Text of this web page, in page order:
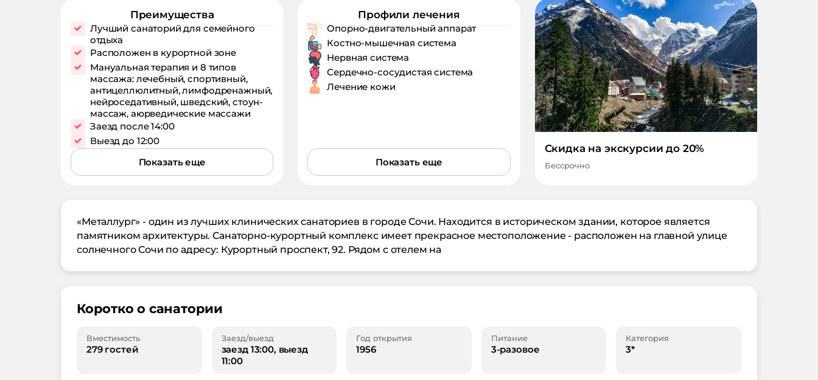
Преимущества
Лучший санаторий для семейного
отдыха
Расположен в курортной зоне
Мануальная терапия и 8 типов
массажа: лечебный, спортивный,
антицеллюлитный, лимфодренажный,
нейроседативный, шведский, стоун-
массаж, аюрведические массажи
Заезд после 14:00
Выезд до 12:00
Показать еще
Профили лечения
Опорно-двигательный аппарат
Костно-мышечная система
Нервная система
Сердечно-сосудистая система
Лечение кожи
Показать еще
Скидка на экскурсии до 20%
Бессрочно
«Металлург» - один из лучших клинических санаториев в городе Сочи. Находится в историческом здании, которое является
памятником архитектуры. Санаторно-курортный комплекс имеет прекрасное местоположение - расположен на главной улице
солнечного Сочи по адресу: Курортный проспект, 92. Рядом с отелем на
Коротко о санатории
Вместимость
279 гостей
Заезд/выезд
заезд 13:00, выезд
11:00
Год открытия
1956
Питание
3-разовое
Категория
3*